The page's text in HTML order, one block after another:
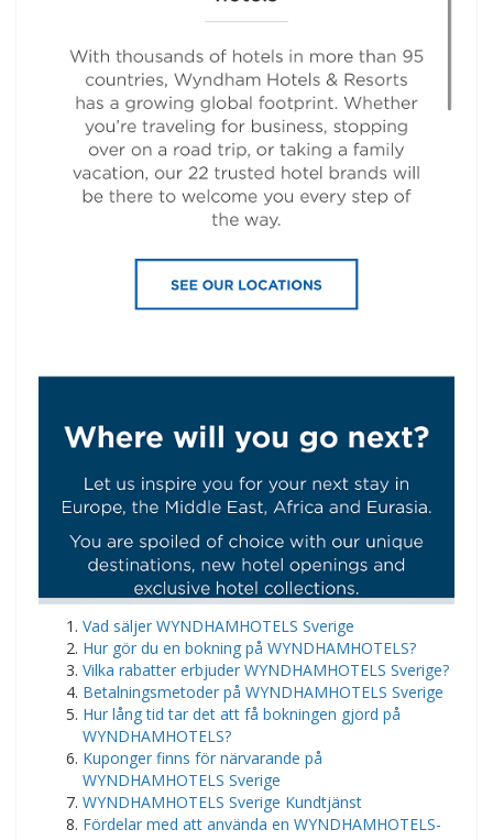
Vad säljer WYNDHAMHOTELS Sverige
Hur gör du en bokning på WYNDHAMHOTELS?
Vilka rabatter erbjuder WYNDHAMHOTELS Sverige?
Betalningsmetoder på WYNDHAMHOTELS Sverige
Hur lång tid tar det att få bokningen gjord på
WYNDHAMHOTELS?
Kuponger finns för närvarande på
WYNDHAMHOTELS Sverige
WYNDHAMHOTELS Sverige Kundtjänst
Fördelar med att använda en WYNDHAMHOTELS-